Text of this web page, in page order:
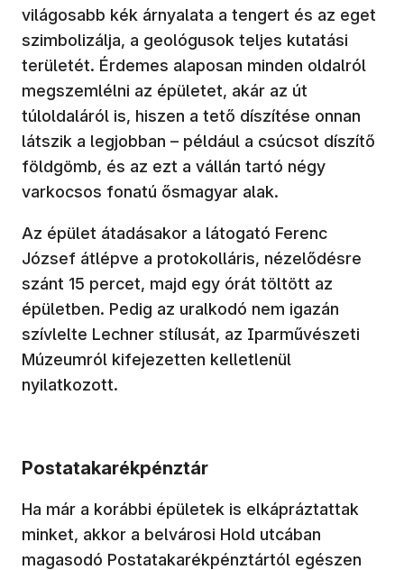
világosabb kék árnyalata a tengert és az eget
szimbolizálja, a geológusok teljes kutatási
területét. Érdemes alaposan minden oldalról
megszemlélni az épületet, akár az út
túloldaláról is, hiszen a tető díszítése onnan
látszik a legjobban – például a csúcsot díszítő
földgömb, és az ezt a vállán tartó négy
varkocsos fonatú ősmagyar alak.
Az épület átadásakor a látogató Ferenc
József átlépve a protokolláris, nézelődésre
szánt 15 percet, majd egy órát töltött az
épületben. Pedig az uralkodó nem igazán
szívlelte Lechner stílusát, az Iparművészeti
Múzeumról kifejezetten kelletlenül
nyilatkozott.
Postatakarékpénztár
Ha már a korábbi épületek is elkápráztattak
minket, akkor a belvárosi Hold utcában
magasodó Postatakarékpénztártól egészen